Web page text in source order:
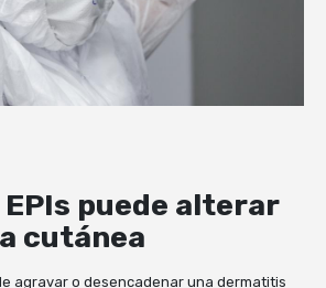
EPIs puede alterar
cutánea
agravar o desencadenar una dermatitis